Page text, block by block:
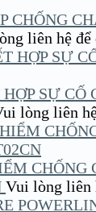
CHỐNG
liên hệ để
SỰ CỐ
lòng liên
CHỐNG
Vui lòng liên